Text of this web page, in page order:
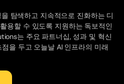
탐색하고 지속적으로 진화하는 디
용할 수 있도록 지원하는 독보적인
는 주요 파트너십, 성과 및 혁신
을 두고 오늘날 AI 인프라의 미래